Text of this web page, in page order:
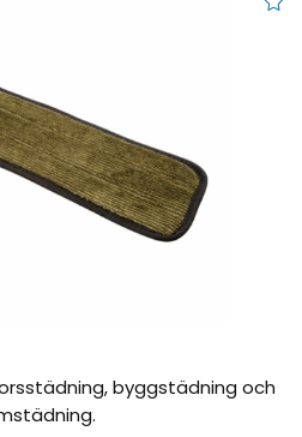
byggstädning och